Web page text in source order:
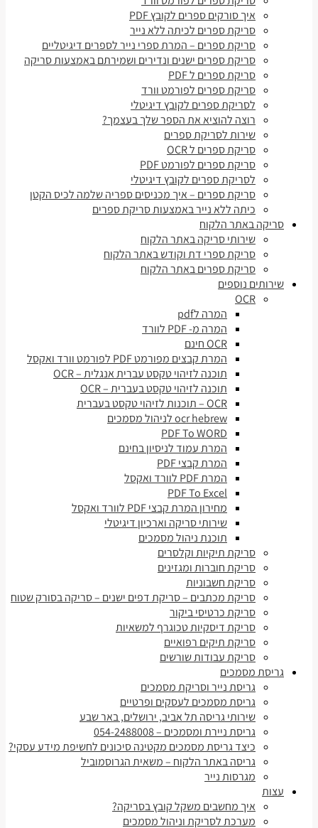
איך סורקים ספרים לקובץ PDF
סריקת ספרים לכיתה ללא נייר
סריקת ספרים – המרת ספרי נייר לספרים דיגיטליים
סריקת ספרים ישנים ונדירים ושמירתם באמצעות סריקה
סריקת ספרים ל PDF
סריקת ספרים לפורמט וורד
לסריקת ספרים לקובץ דיגיטלי
רוצה להוציא את הספר שלך בעצמך?
שירות לסריקת ספרים
סריקת ספרים ל OCR
סריקת ספרים לפורמט PDF
לסריקת ספרים לקובץ דיגיטלי
סריקת ספרים – איך מכניסים ספריה שלמה לכיס הקטן
כיתה ללא נייר באמצעות סריקת ספרים
סריקה באתר הלקוח
שירותי סריקה באתר הלקוח
סריקת ספרי דת וקודש באתר הלקוח
סריקת ספרים באתר הלקוח
שירותים נוספים
OCR
המרה לpdf
המרה מ- PDF לוורד
OCR חינם
המרת קבצים מפורמט PDF לפורמט וורד ואקסל
תוכנה לזיהוי טקסט עברית אנגלית – OCR
תוכנה לזיהוי טקסט בעברית – OCR
OCR – תוכנות לזיהוי טקסט בעברית
ocr hebrew לניהול מסמכים
PDF To WORD
המרת עמוד לניסיון בחינם
המרת קבצי PDF
המרת PDF לוורד ואקסל
PDF To Excel
מחירון המרת קבצי PDF לוורד ואקסל
שירותי סריקה וארכיון דיגיטלי
תוכנת ניהול מסמכים
סריקת תיקיות וקלסרים
סריקת חוברות ומגזינים
סריקת חשבוניות
סריקת מכתבים – סריקת דפים ישנים – סריקה בסורק שטוח
סריקת כרטיסי ביקור
סריקת דיסקיות טכוגרף למשאיות
סריקת תיקים רפואיים
סריקת עבודות שורשים
גריסת מסמכים
גריסת נייר וסריקת מסמכים
גריסת מסמכים לעסקים ופרטיים
שירותי גריסה תל אביב, ירושלים, באר שבע
גריסת ניירת ומסמכים – 054-2488008
כיצד גריסת מסמכים מקטינה סיכונים לחשיפת מידע עסקי?
גריסה באתר הלקוח – משאית הגרוסמוביל
מגרסות נייר
עצות
איך מחשבים משקל קובץ בסריקה?
מערכת לסריקת וניהול מסמכים